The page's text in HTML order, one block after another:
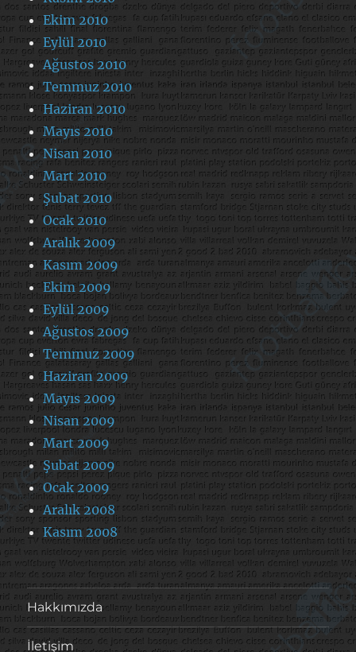
Ekim 2010
Eylül 2010
Ağustos 2010
Temmuz 2010
Haziran 2010
Mayıs 2010
Nisan 2010
Mart 2010
Şubat 2010
Ocak 2010
Aralık 2009
Kasım 2009
Ekim 2009
Eylül 2009
Ağustos 2009
Temmuz 2009
Haziran 2009
Mayıs 2009
Nisan 2009
Mart 2009
Şubat 2009
Ocak 2009
Aralık 2008
Kasım 2008
Hakkımızda
İletişim